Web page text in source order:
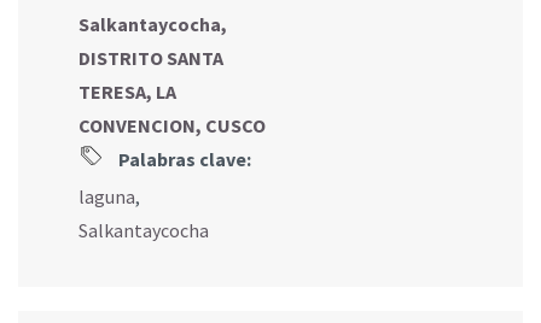
Salkantaycocha,
DISTRITO SANTA
TERESA, LA
CONVENCION, CUSCO
Palabras clave:
laguna,
Salkantaycocha